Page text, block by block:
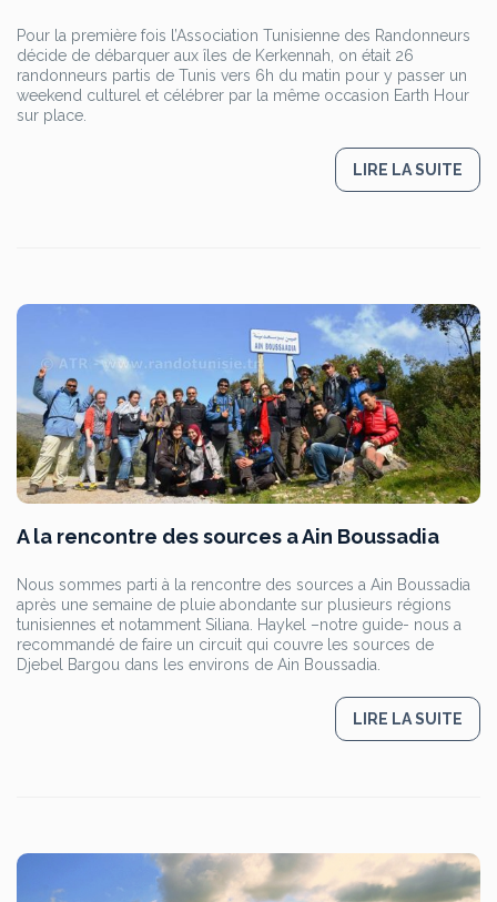
Pour la première fois l’Association Tunisienne des Randonneurs
décide de débarquer aux îles de Kerkennah, on était 26
randonneurs partis de Tunis vers 6h du matin pour y passer un
weekend culturel et célébrer par la même occasion Earth Hour
sur place.
LIRE LA SUITE
A la rencontre des sources a Ain Boussadia
Nous sommes parti à la rencontre des sources a Ain Boussadia
après une semaine de pluie abondante sur plusieurs régions
tunisiennes et notamment Siliana. Haykel –notre guide- nous a
recommandé de faire un circuit qui couvre les sources de
Djebel Bargou dans les environs de Ain Boussadia.
LIRE LA SUITE